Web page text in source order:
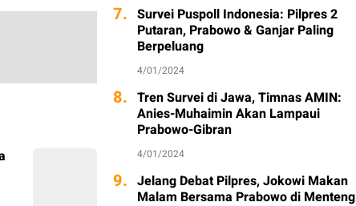
7. Survei Puspoll Indonesia: Pilpres 2
Putaran, Prabowo & Ganjar Paling
Berpeluang
4/01/2024
8. Tren Survei di Jawa, Timnas AMIN:
Anies-Muhaimin Akan Lampaui
Prabowo-Gibran
4/01/2024
9. Jelang Debat Pilpres, Jokowi Makan
Malam Bersama Prabowo di Menteng